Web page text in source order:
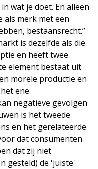
wat je doet. En alleen
als merk met een
bestaansrecht.”
is dezelfde als die
en heeft twee
element bestaat uit
morele productie en
ene
negatieve gevolgen
is het tweede
en het gerelateerde
dat consumenten
dat zij niet
gesteld) de 'juiste'